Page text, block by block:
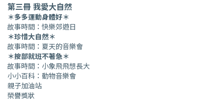
第三冊 我愛大自然
＊多多運動身體好＊
故事時間：快樂郊遊日
＊珍惜大自然＊
故事時間：夏天的音樂會
＊按部就班不著急＊
故事時間：小象飛飛想長大
小小百科：動物音樂會
親子加油站
榮譽獎狀